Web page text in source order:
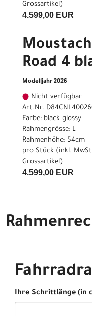
Grossartikel)
4.599,00 EUR
Road 4
Modelljahr 2026
Nicht verfügbar
Art.Nr.
Farbe: black glossy
Rahmengrösse: L
Rahmenhöhe: 54cm
pro Stück (inkl.
Grossartikel)
4.599,00 EUR
Ihre Schrittlänge (in